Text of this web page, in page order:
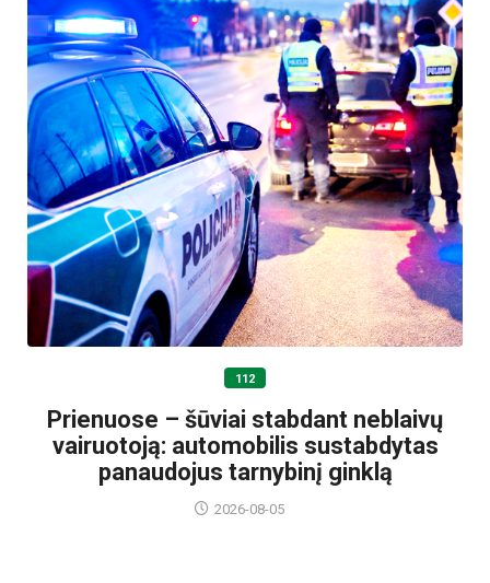
112
Prienuose – šūviai stabdant neblaivų
vairuotoją: automobilis sustabdytas
panaudojus tarnybinį ginklą
2026-08-05